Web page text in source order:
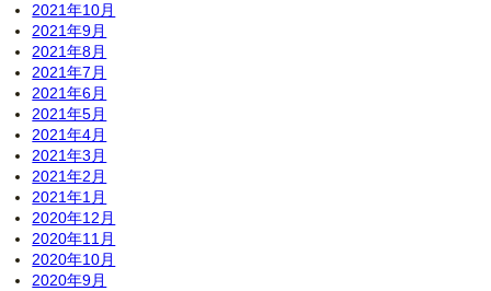
2021年10月
2021年9月
2021年8月
2021年7月
2021年6月
2021年5月
2021年4月
2021年3月
2021年2月
2021年1月
2020年12月
2020年11月
2020年10月
2020年9月